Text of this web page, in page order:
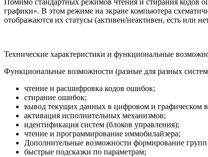
Помимо стандартных режимов чтения и стирания кодов
графики». В этом режиме на экране компьютера
отображаются их статусы (активен/неактивен, есть
Технические характеристики и функциональные
Функциональные возможности (разные для разных
чтение и расшифровка кодов ошибок;
стирание ошибок;
вывод текущих данных в цифровом и графическом
активация исполнительных механизмов;
идентификация систем (блоков управления);
чтение и программирование иммобилайзера;
Дополнительные возможности формирование групп
быстрые подсказки по параметрам;